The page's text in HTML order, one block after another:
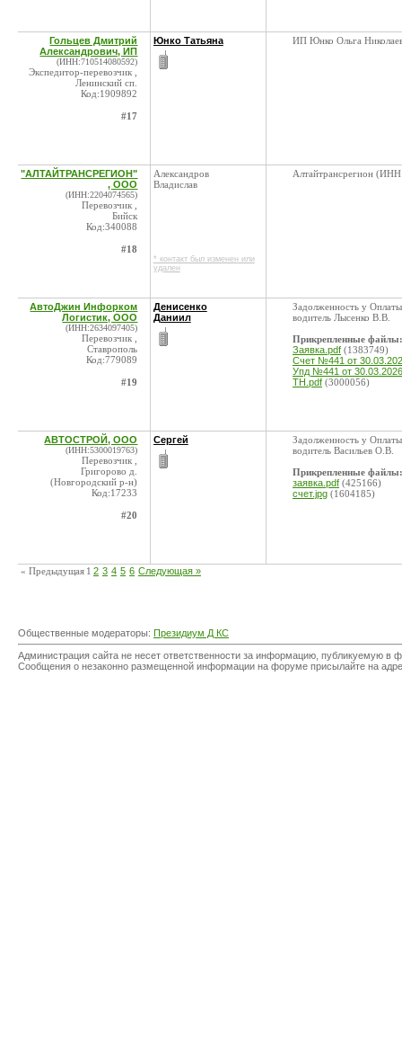
Гольцев Дмитрий
Александрович, ИП
(ИНН:710514080592)
Экспедитор-перевозчик ,
Ленинский сп.
Код:1909892
#17
Юнко Татьяна ИП Юнко Ольга
"АЛТАЙТРАНСРЕГИОН"
, ООО
(ИНН:2204074565)
Перевозчик ,
Бийск
Код:340088
#18
Александров
Владислав
* контакт был изменен или
удален
Алтайтрансрегион
АвтоДжин Инфорком
Логистик, ООО
(ИНН:2634097405)
Перевозчик ,
Ставрополь
Код:779089
#19
Денисенко
Даниил
Задолженность у
водитель Лысенко В.В.
Прикрепленные файлы:
Заявка.pdf (1383749)
Счет №441 от
Упд №441 от
ТН.pdf (3000056)
АВТОСТРОЙ, ООО
(ИНН:5300019763)
Перевозчик ,
Григорово д.
(Новгородский р-н)
Код:17233
#20
Сергей
Задолженность у
водитель Васильев О.В.
Прикрепленные файлы:
заявка.pdf (425166)
счет.jpg (1604185)
« Предыдущая 1 2 3 4 5 6 Следующая »
Общественные модераторы: Президиум Д КС
Администрация сайта не несет ответственности за информацию, публикуемую
Сообщения о незаконно размещенной информации на форуме присылайте на